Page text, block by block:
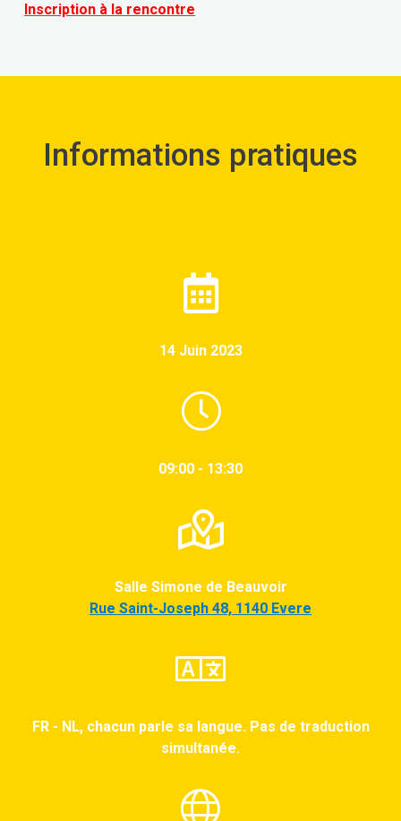
Inscription à la rencontre
Informations pratiques
14 Juin 2023
09:00 - 13:30
Salle Simone de Beauvoir
Rue Saint-Joseph 48, 1140 Evere
FR - NL, chacun parle sa langue. Pas de traduction
simultanée.